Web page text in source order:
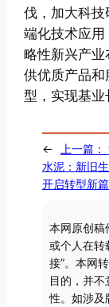
伐，加大科
端化技术应
略性新兴产
供优质产品
型，实现基业
← 上一篇：
水泥：新旧
开启转型新
本网原创稿
或个人在转
接”。本网
目的，并
性。如涉及